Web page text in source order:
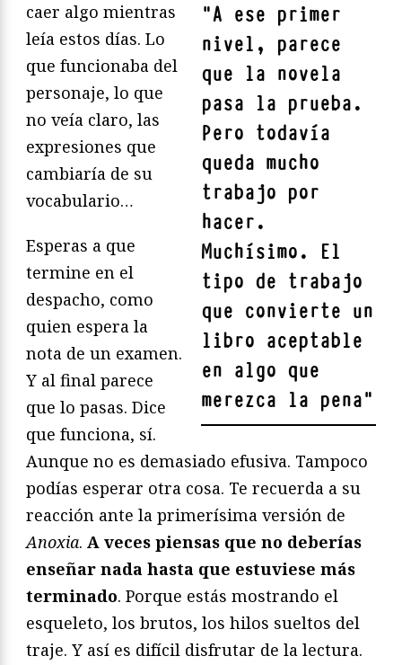
"A ese primer
nivel, parece
que la novela
pasa la prueba.
Pero todavía
queda mucho
trabajo por
hacer.
Muchísimo. El
tipo de trabajo
que convierte un
libro aceptable
en algo que
merezca la pena"
caer algo mientras
leía estos días. Lo
que funcionaba del
personaje, lo que
no veía claro, las
expresiones que
cambiaría de su
vocabulario…
Esperas a que
termine en el
despacho, como
quien espera la
nota de un examen.
Y al final parece
que lo pasas. Dice
que funciona, sí.
Aunque no es demasiado efusiva. Tampoco
podías esperar otra cosa. Te recuerda a su
reacción ante la primerísima versión de
Anoxia. A veces piensas que no deberías
enseñar nada hasta que estuviese más
terminado. Porque estás mostrando el
esqueleto, los brutos, los hilos sueltos del
traje. Y así es difícil disfrutar de la lectura.